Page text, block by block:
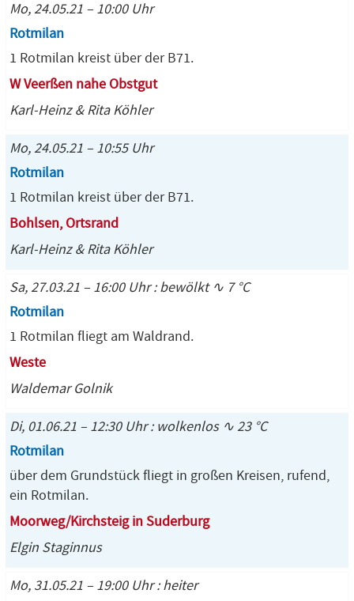
Mo, 24.05.21 – 10:00 Uhr
Rotmilan
1 Rotmilan kreist über der B71.
W Veerßen nahe Obstgut
Karl-Heinz & Rita Köhler
Mo, 24.05.21 – 10:55 Uhr
Rotmilan
1 Rotmilan kreist über der B71.
Bohlsen, Ortsrand
Karl-Heinz & Rita Köhler
Sa, 27.03.21 – 16:00 Uhr : bewölkt ∿ 7 °C
Rotmilan
1 Rotmilan fliegt am Waldrand.
Weste
Waldemar Golnik
Di, 01.06.21 – 12:30 Uhr : wolkenlos ∿ 23 °C
Rotmilan
über dem Grundstück fliegt in großen Kreisen, rufend,
ein Rotmilan.
Moorweg/Kirchsteig in Suderburg
Elgin Staginnus
Mo, 31.05.21 – 19:00 Uhr : heiter